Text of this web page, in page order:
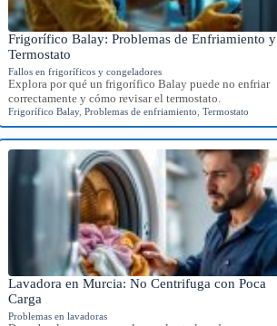
Frigorífico Balay: Problemas de Enfriamiento y
Termostato
Fallos en frigoríficos y congeladores
Explora por qué un frigorífico Balay puede no enfriar
correctamente y cómo revisar el termostato.
Frigorífico Balay,Problemas de enfriamiento ,Termostato
Lavadora en Murcia: No Centrifuga con Poca
Carga
Problemas en lavadoras